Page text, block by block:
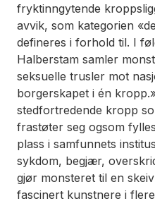
fryktinngytende
avvik, som kategorien
defineres i forhold til. I
Halberstam samler
seksuelle trusler mot
borgerskapet i én
stedfortredende kropp
frastøter seg ogsom
plass i samfunnets
sykdom, begjær,
gjør monsteret til en
fascinert kunstnere i